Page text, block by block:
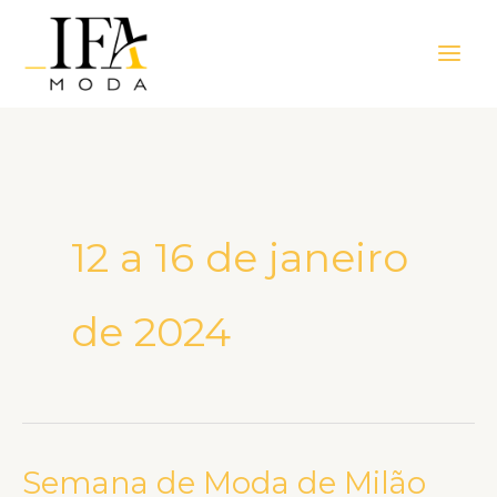
Menu
12 a 16 de janeiro
de 2024
Semana de Moda de Milão
Semana